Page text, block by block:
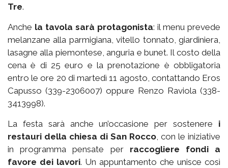
Tre.
Anche la tavola sarà protagonista: il menu prevede
melanzane alla parmigiana, vitello tonnato, giardiniera,
lasagne alla piemontese, anguria e bunet. Il costo della
cena è di 25 euro e la prenotazione è obbligatoria
entro le ore 20 di martedì 11 agosto, contattando Eros
Capusso (339-2306007) oppure Renzo Raviola (338-
3413998).
La festa sarà anche un’occasione per sostenere i
restauri della chiesa di San Rocco, con le iniziative
in programma pensate per raccogliere fondi a
favore dei lavori. Un appuntamento che unisce così